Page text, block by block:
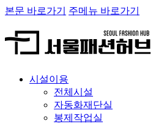
본문 바로가기 주메뉴 바로가기
시설이용
전체시설
자동화재단실
봉제작업실